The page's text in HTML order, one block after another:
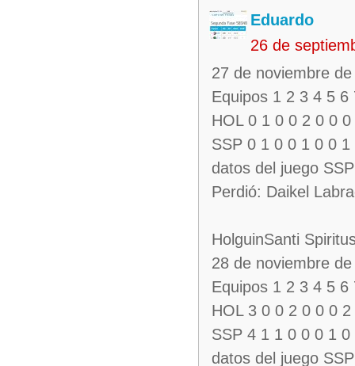
Eduardo
26 de
27 de noviembre
Equipos 1 2 3 4 5 6
HOL 0 1 0 0 2 0 0
SSP 0 1 0 0 1 0 0 1
datos del juego
Perdió: Daikel
HolguinSanti
28 de noviembre
Equipos 1 2 3 4 5 6
HOL 3 0 0 2 0 0 0
SSP 4 1 1 0 0 0 1 0
datos del juego